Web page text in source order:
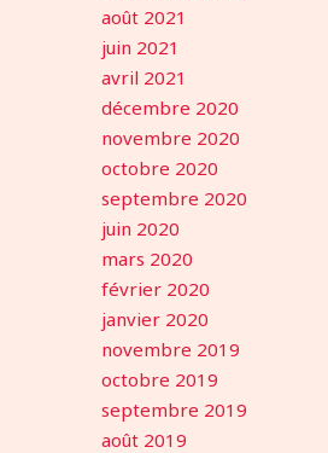
août 2021
juin 2021
avril 2021
décembre 2020
novembre 2020
octobre 2020
septembre 2020
juin 2020
mars 2020
février 2020
janvier 2020
novembre 2019
octobre 2019
septembre 2019
août 2019